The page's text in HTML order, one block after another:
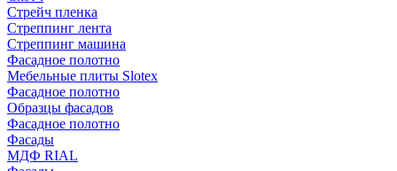
Стрейч пленка
Стреппинг лента
Стреппинг машина
Фасадное полотно
Мебельные плиты Slotex
Фасадное полотно
Образцы фасадов
Фасадное полотно
Фасады
МДФ RIAL